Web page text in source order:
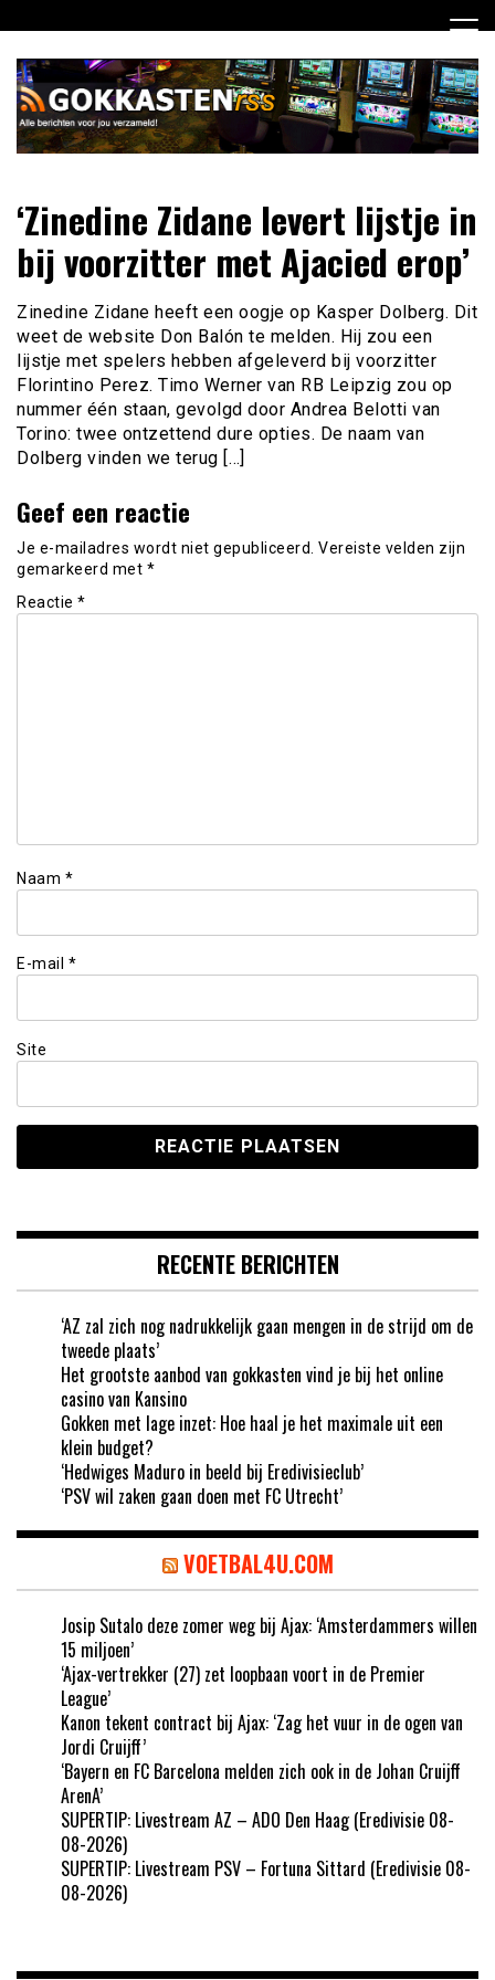
naar
inhoud
Gokkasten RSS
voor jou verzameld
‘Zinedine Zidane levert lijstje in
bij voorzitter met Ajacied erop’
Zinedine Zidane heeft een oogje op Kasper Dolberg. Dit
weet de website Don Balón te melden. Hij zou een
lijstje met spelers hebben afgeleverd bij voorzitter
Florintino Perez. Timo Werner van RB Leipzig zou op
nummer één staan, gevolgd door Andrea Belotti van
Torino: twee ontzettend dure opties. De naam van
Dolberg vinden we terug […]
Geef een reactie
Je e-mailadres wordt niet gepubliceerd. Vereiste velden zijn
gemarkeerd met *
Reactie *
Naam *
E-mail *
Site
RECENTE BERICHTEN
‘AZ zal zich nog nadrukkelijk gaan mengen in de strijd om de
tweede plaats’
Het grootste aanbod van gokkasten vind je bij het online
casino van Kansino
Gokken met lage inzet: Hoe haal je het maximale uit een
klein budget?
‘Hedwiges Maduro in beeld bij Eredivisieclub’
‘PSV wil zaken gaan doen met FC Utrecht’
VOETBAL4U.COM
Josip Sutalo deze zomer weg bij Ajax: ‘Amsterdammers willen
15 miljoen’
‘Ajax-vertrekker (27) zet loopbaan voort in de Premier
League’
Kanon tekent contract bij Ajax: ‘Zag het vuur in de ogen van
Jordi Cruijff’
‘Bayern en FC Barcelona melden zich ook in de Johan Cruijff
ArenA’
SUPERTIP: Livestream AZ – ADO Den Haag (Eredivisie 08-
08-2026)
SUPERTIP: Livestream PSV – Fortuna Sittard (Eredivisie 08-
08-2026)